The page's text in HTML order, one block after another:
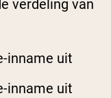
verdeling van
inname uit
inname uit